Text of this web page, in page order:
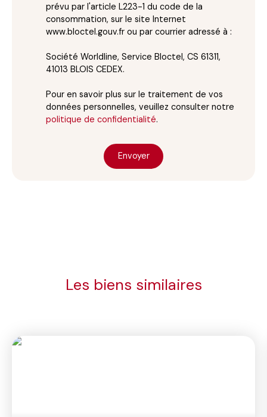
prévu par l'article L223-1 du code de la
consommation, sur le site Internet
www.bloctel.gouv.fr ou par courrier adressé à :
Société Worldline, Service Bloctel, CS 61311,
41013 BLOIS CEDEX.
Pour en savoir plus sur le traitement de vos
données personnelles, veuillez consulter notre
politique de confidentialité.
Envoyer
Les biens similaires